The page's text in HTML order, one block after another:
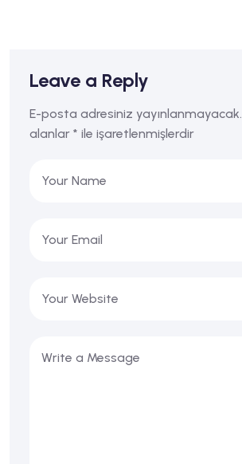
Leave a Reply
E-posta adresiniz yayınlanmayacak.
alanlar * ile işaretlenmişlerdir